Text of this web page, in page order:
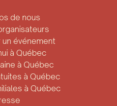
de nous
un événement
à Québec
à Québec
à Québec
à Québec